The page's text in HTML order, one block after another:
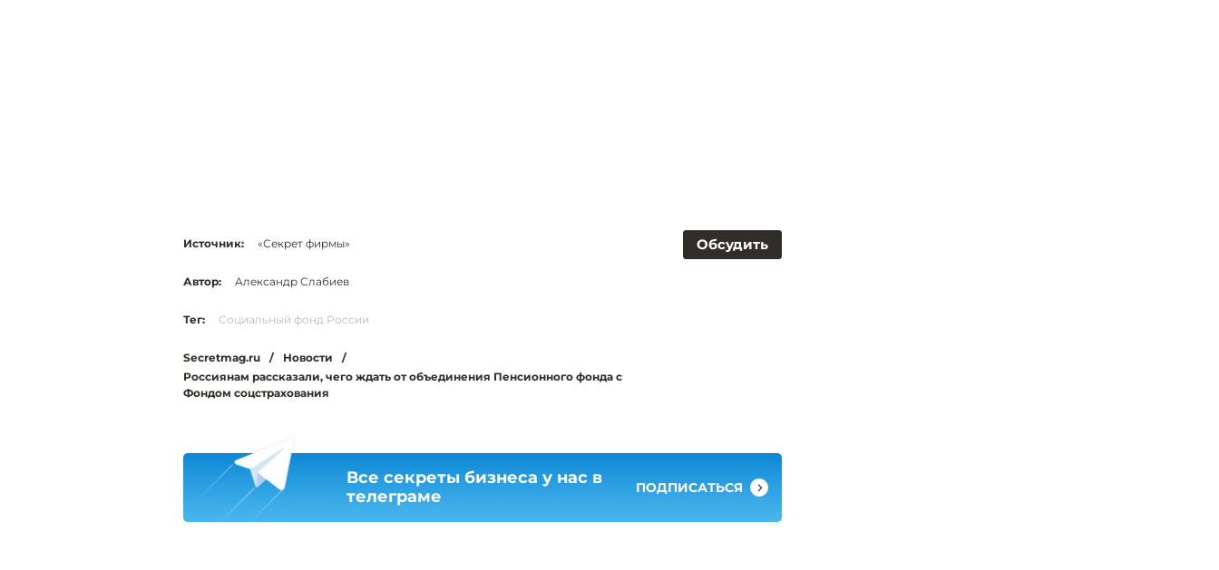
Обсудить
Источник: «Секрет фирмы»
Автор: Александр Слабиев
Тег: Социальный фонд России
Secretmag.ru / Новости
/
Россиянам рассказали, чего ждать от объединения Пенсионного фонда с
Фондом соцстрахования
Все секреты бизнеса у нас в
телеграме
ПОДПИСАТЬСЯ